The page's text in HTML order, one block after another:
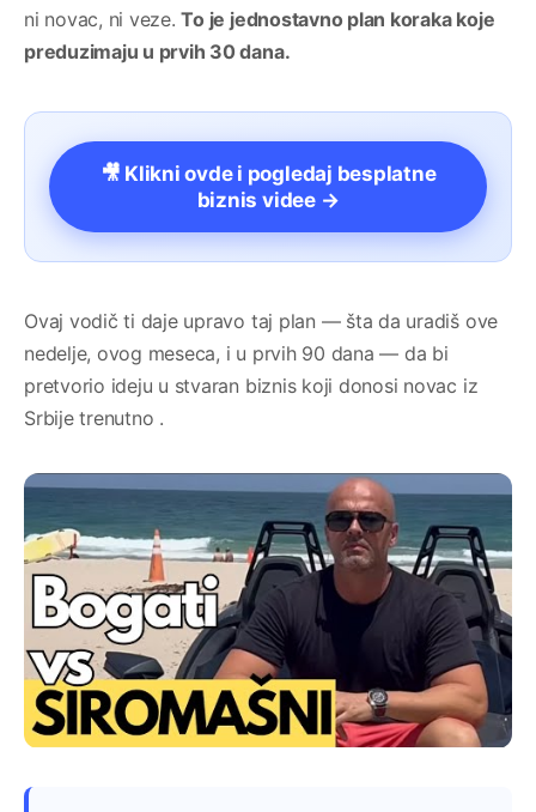
ni novac, ni veze.To je jednostavno plan koraka koje
preduzimaju u prvih 30 dana.
🎥 Klikni ovde i pogledaj besplatne
biznis videe →
Ovaj vodič ti daje upravo taj plan — šta da uradiš ove
nedelje, ovog meseca, i u prvih 90 dana — da bi
pretvorio ideju u stvaran biznis koji donosi novac iz
Srbije trenutno .